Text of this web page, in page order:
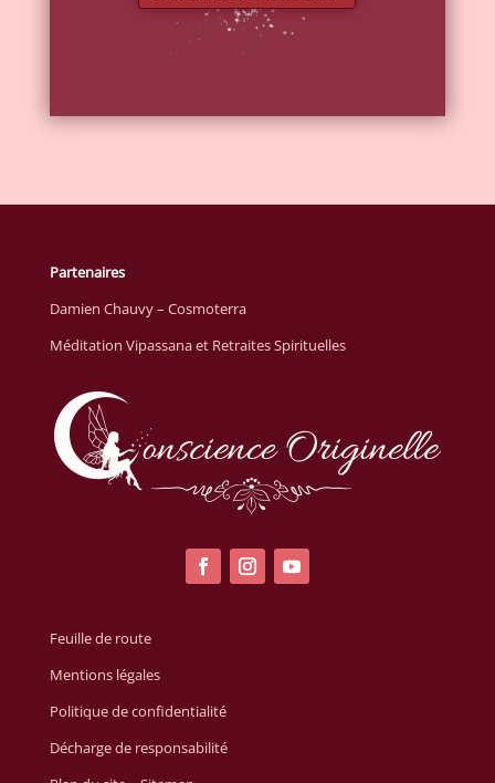
Partenaires
Damien Chauvy – Cosmoterra
Méditation Vipassana et Retraites Spirituelles
Feuille de route
Mentions légales
Politique de confidentialité
Décharge de responsabilité